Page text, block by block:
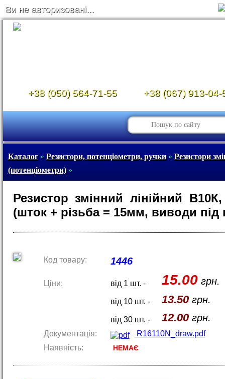
Ви не авторизовані...
+38 (050) 564-71-55 +38 (067) 913-04-
Каталог» Резистори, потенціометри, ручки» Резистори
(потенціометри)»
Резистор змінний лінійний
(шток + різьба = 15мм, виводи під
Код товару: 1446
Ціни: від 1 шт. - 15.00грн.
від 10 шт. - 13.50грн.
від 30 шт. - 12.00грн.
Документація:
R16110N_draw.pdf
Наявність:
НЕМАЄ